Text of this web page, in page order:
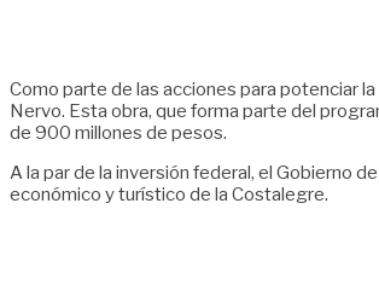
Como parte de las acciones para potenciar
Nervo. Esta obra, que forma parte del
de 900 millones de pesos.
A la par de la inversión federal, el Gobierno
económico y turístico de la Costalegre.